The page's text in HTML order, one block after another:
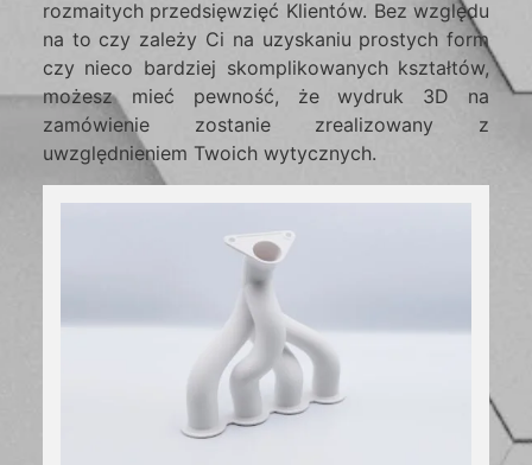
rozmaitych przedsięwzięć Klientów. Bez względu
na to czy zależy Ci na uzyskaniu prostych form
czy nieco bardziej skomplikowanych kształtów,
możesz mieć pewność, że wydruk 3D na
zamówienie zostanie zrealizowany z
uwzględnieniem Twoich wytycznych.